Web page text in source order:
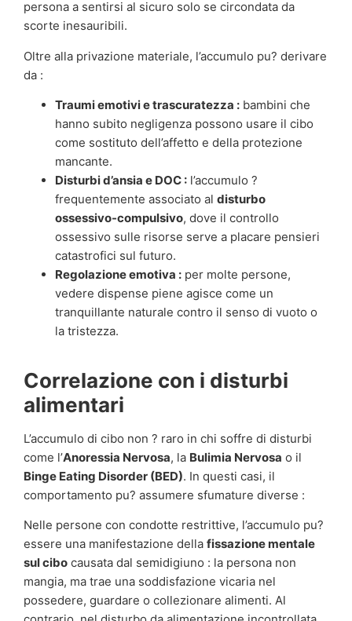
persona a sentirsi al sicuro solo se circondata da
scorte inesauribili.
Oltre alla privazione materiale, l’accumulo pu? derivare
da :
Traumi emotivi e trascuratezza : bambini che
hanno subito negligenza possono usare il cibo
come sostituto dell’affetto e della protezione
mancante.
Disturbi d’ansia e DOC : l’accumulo ?
frequentemente associato al disturbo
ossessivo-compulsivo, dove il controllo
ossessivo sulle risorse serve a placare pensieri
catastrofici sul futuro.
Regolazione emotiva : per molte persone,
vedere dispense piene agisce come un
tranquillante naturale contro il senso di vuoto o
la tristezza.
Correlazione con i disturbi
alimentari
L’accumulo di cibo non ? raro in chi soffre di disturbi
come l’Anoressia Nervosa, la Bulimia Nervosa o il
Binge Eating Disorder (BED). In questi casi, il
comportamento pu? assumere sfumature diverse :
Nelle persone con condotte restrittive, l’accumulo pu?
essere una manifestazione della fissazione mentale
sul cibo causata dal semidigiuno : la persona non
mangia, ma trae una soddisfazione vicaria nel
possedere, guardare o collezionare alimenti. Al